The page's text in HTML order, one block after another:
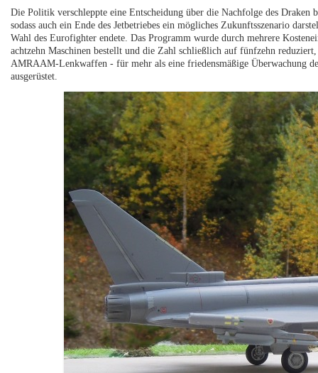
Die Politik verschleppte eine Entscheidung über die Nachfolge des Draken
sodass auch ein Ende des Jetbetriebes ein mögliches Zukunftsszenario
Wahl des Eurofighter endete. Das Programm wurde durch mehrere
achtzehn Maschinen bestellt und die Zahl schließlich auf fünfzehn
AMRAAM-Lenkwaffen - für mehr als eine friedensmäßige Überwachung
ausgerüstet.